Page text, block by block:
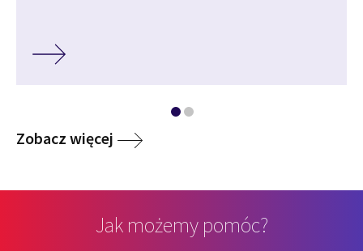
Zobacz więcej Media
Jak możemy pomóc?